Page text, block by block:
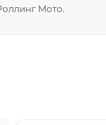
Мото.